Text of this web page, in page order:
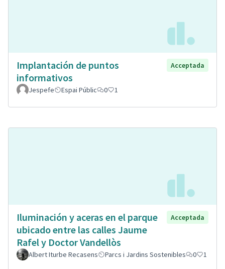
Implantación de puntos
informativos
Acceptada
Jespefe Espai Públic 0 1
Iluminación y aceras en el parque
ubicado entre las calles Jaume
Rafel y Doctor Vandellòs
Acceptada
Albert Iturbe Recasens Parcs i Jardins Sostenibles 0 1